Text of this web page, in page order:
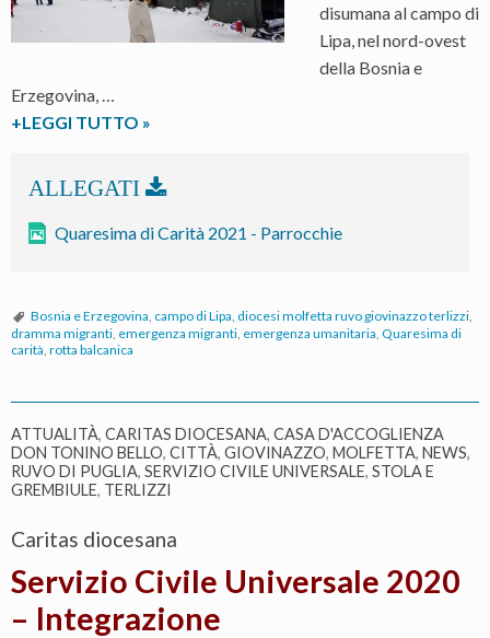
disumana al campo di
Lipa, nel nord-ovest
della Bosnia e
Erzegovina, …
+LEGGI TUTTO “Quaresima
Carità”
2021
»
Quaresima di Carità 2021 - Parrocchie
Bosnia e Erzegovina campo di Lipa diocesi molfetta ruvo giovinazzo terlizzi
dramma migranti emergenza migranti emergenza umanitaria Quaresima di
carità rotta balcanica
ATTUALITÀ, CARITAS DIOCESANA, CASA D'ACCOGLIENZA
DON TONINO BELLO, CITTÀ, GIOVINAZZO, MOLFETTA, NEWS,
RUVO DI PUGLIA, SERVIZIO CIVILE UNIVERSALE, STOLA E
GREMBIULE, TERLIZZI
Caritas diocesana
Servizio Civile Universale 2020
– Integrazione